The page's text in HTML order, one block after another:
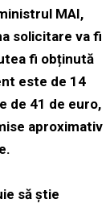
MAI,
solicitare va fi
fi obținută
este de 14
de 41 de euro,
aproximativ
să știe